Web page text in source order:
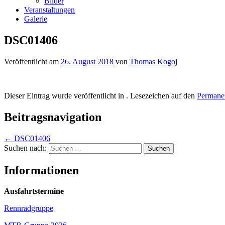
Veranstaltungen
Galerie
DSC01406
Veröffentlicht am 26. August 2018 von Thomas Kogoj
Dieser Eintrag wurde veröffentlicht in . Lesezeichen auf den
Beitragsnavigation
← DSC01406
Suchen nach:
Informationen
Ausfahrtstermine
Rennradgruppe